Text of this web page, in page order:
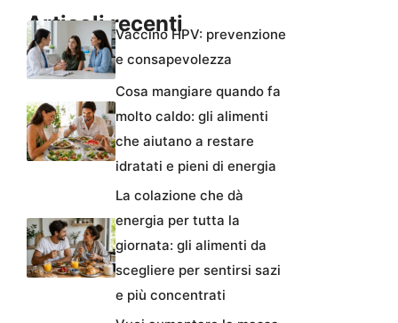
Articoli recentiVaccino HPV: prevenzione
e consapevolezza
Cosa mangiare quando fa
molto caldo: gli alimenti
che aiutano a restare
idratati e pieni di energia
La colazione che dà
energia per tutta la
giornata: gli alimenti da
scegliere per sentirsi sazi
e più concentrati